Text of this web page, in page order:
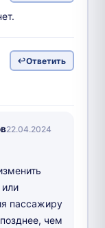
Ответить
22.04.2024
пассажиру
чем